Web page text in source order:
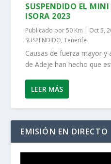
SUSPENDIDO EL
ISORA 2023
Publicado por50 Km | Oct 5,
SUSPENDIDO,Tenerife
Causas de fuerza mayor y
de Adeje han hecho que
LEER MÁS
EMISIÓN EN DIRECTO